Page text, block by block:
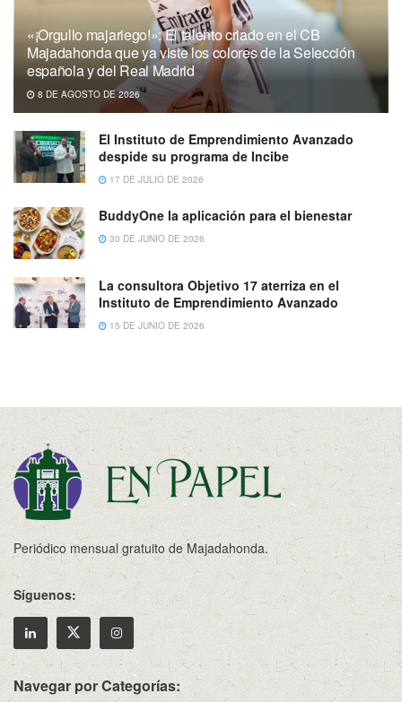
«¡Orgullo majariego!»: El talento criado en el CB
Majadahonda que ya viste los colores de la Selección
española y del Real Madrid
8 DE AGOSTO DE 2026
El Instituto de Emprendimiento Avanzado
despide su programa de Incibe
17 DE JULIO DE 2026
BuddyOne la aplicación para el bienestar
30 DE JUNIO DE 2026
La consultora Objetivo 17 aterriza en el
Instituto de Emprendimiento Avanzado
15 DE JUNIO DE 2026
Periódico mensual gratuito de Majadahonda.
Síguenos:
Navegar por Categorías: